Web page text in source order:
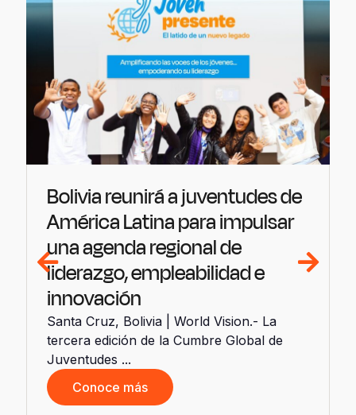
Bolivia reunirá a juventudes de
América Latina para impulsar
una agenda regional de
liderazgo, empleabilidad e
innovación
Santa Cruz, Bolivia | World Vision.- La
tercera edición de la Cumbre Global de
Juventudes ...
Conoce más